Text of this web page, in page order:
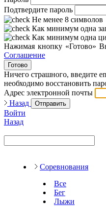
Подтвердите пароль
Не менее 8 символов
Как минимум одна
Как минимум одна
Нажимая кнопку «Готово»
Соглашение
Готово
Ничего страшного, введите
необходимо восстановить
Адрес электронной почты
Назад
Отправить
Войти
Назад
Соревнования
Все
Бег
Лыжи